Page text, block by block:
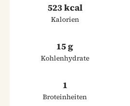
523 kcal
Kalorien
15 g
Kohlenhydrate
1
Broteinheiten